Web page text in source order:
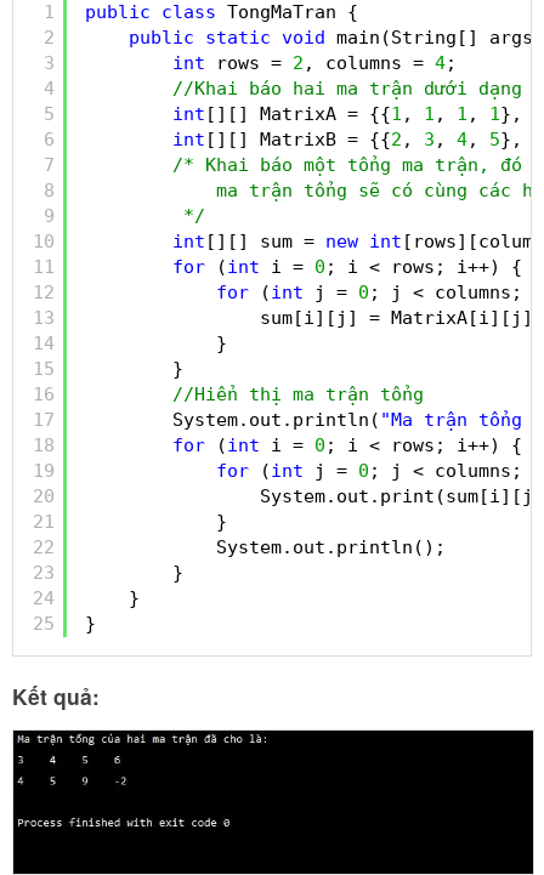
1
2
3
4
5
6
7
8
9
10
11
12
13
14
15
16
17
18
19
20
21
22
23
24
25
public class TongMaTran {
public
static void main(String[]
int
rows = 2 , columns = 4;
//Khai báo hai ma trận dưới dạng
int [][] MatrixA = {{1 , 1 , 1 , 1 }, {
int [][] MatrixB = {{2 , 3 , 4, 5}, {
/* Khai báo một tổng ma trận, đó
ma trận tổng sẽ có cùng các
*/
int [][] sum = new int
for
(int i = 0 ; i < rows; i++) {
for
(int j = 0 ; j < columns;
sum[i][j] = MatrixA[i][j]
}
}
//Hiển thị ma trận tổng
System.out.println( "Ma trận tổng
for
(int i = 0 ; i < rows; i++) {
for
(int j = 0 ; j < columns;
}
System.out.println();
}
}
}
Kết quả: